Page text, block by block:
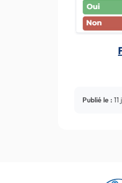
Publié le :